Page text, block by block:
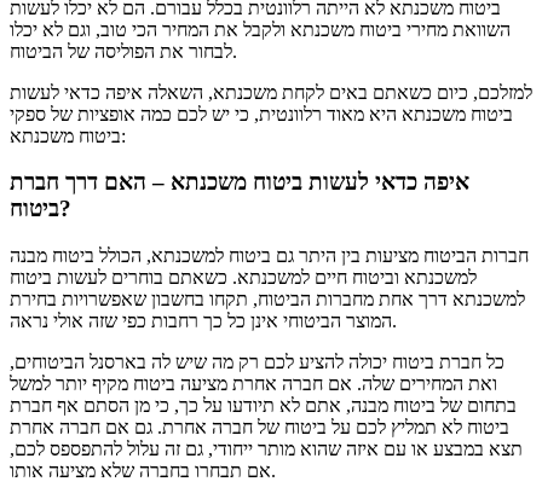
ביטוח משכנתא לא הייתה רלוונטית בכלל עבורם. הם לא יכלו לעשות
השוואת מחירי ביטוח משכנתא ולקבל את המחיר הכי טוב, וגם לא יכלו
לבחור את הפוליסה של הביטוח.
למזלכם, כיום כשאתם באים לקחת משכנתא, השאלה איפה כדאי לעשות
ביטוח משכנתא היא מאוד רלוונטית, כי יש לכם כמה אופציות של ספקי
ביטוח משכנתא:
איפה כדאי לעשות ביטוח משכנתא – האם דרך חברת
ביטוח?
חברות הביטוח מציעות בין היתר גם ביטוח למשכנתא, הכולל ביטוח מבנה
למשכנתא וביטוח חיים למשכנתא. כשאתם בוחרים לעשות ביטוח
למשכנתא דרך אחת מחברות הביטוח, תקחו בחשבון שאפשרויות בחירת
המוצר הביטוחי אינן כל כך רחבות כפי שזה אולי נראה.
כל חברת ביטוח יכולה להציע לכם רק מה שיש לה בארסנל הביטוחים,
ואת המחירים שלה. אם חברה אחרת מציעה ביטוח מקיף יותר למשל
בתחום של ביטוח מבנה, אתם לא תיודעו על כך, כי מן הסתם אף חברת
ביטוח לא תמליץ לכם על ביטוח של חברה אחרת. גם אם חברה אחרת
תצא במבצע או עם איזה שהוא מותר ייחודי, גם זה עלול להתפספס לכם,
אם תבחרו בחברה שלא מציעה אותו.